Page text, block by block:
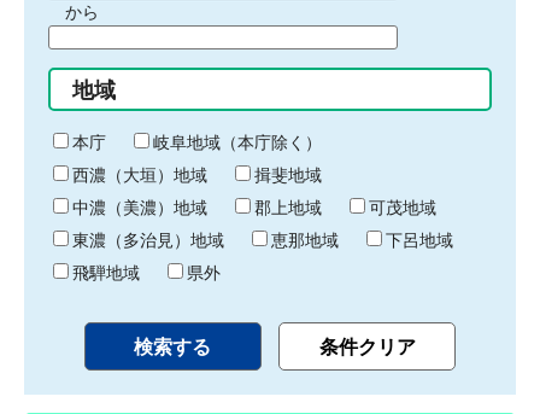
間
始
り
から
間
終
わ
り
地域
本庁
岐阜地域（本庁除く）
西濃（大垣）地域
揖斐地域
中濃（美濃）地域
郡上地域
可茂地域
東濃（多治見）地域
恵那地域
下呂地域
飛騨地域
県外